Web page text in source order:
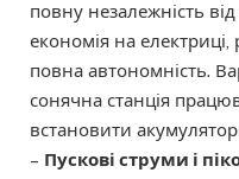
повну незалежність
економія на
повна автономність.
сонячна станція
встановити
– Пускові струми і